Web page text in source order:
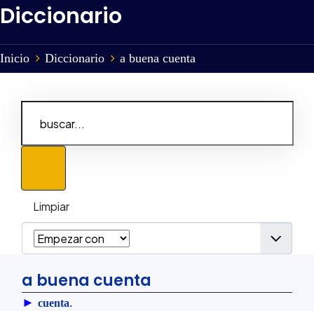
Diccionario
Inicio Diccionario a buena cuenta
a buena cuenta
► cuenta.